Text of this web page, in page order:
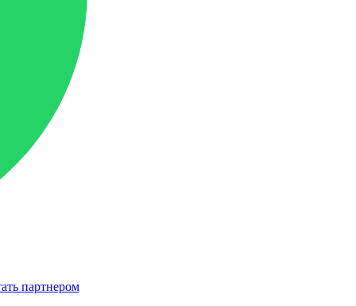
партнером